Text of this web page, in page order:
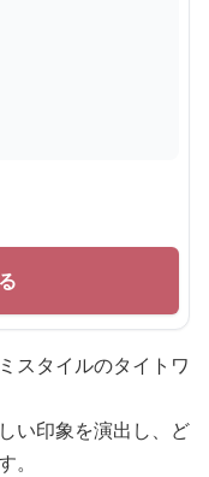
スタイルのタイトワ
い印象を演出し、ど